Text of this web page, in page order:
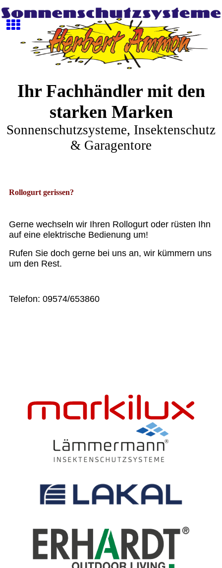
Ihr Fachhändler mit den
starken Marken
Sonnenschutzsysteme, Insektenschutz
& Garagentore
Rollogurt gerissen?
Gerne wechseln wir Ihren Rollogurt oder rüsten Ihn
auf eine elektrische Bedienung um!
Rufen Sie doch gerne bei uns an, wir kümmern uns
um den Rest.
Telefon: 09574/653860